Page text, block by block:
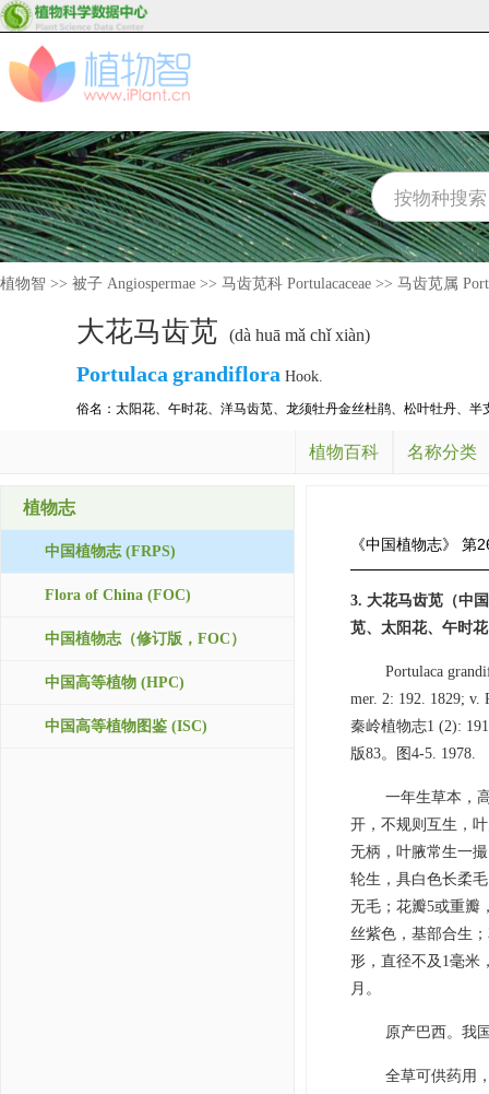
植物智 >> 被子 Angiospermae >> 马齿苋科 Portulacaceae >> 马齿苋属
大花马齿苋 (dà huā mǎ chǐ xiàn)
Portulaca grandiflora Hook.
俗名： 太阳花、 午时花、 洋马齿苋、 龙须牡丹金丝杜鹃、 松叶牡丹、 半
植物百科 名称分类
植物志
中国植物志 (FRPS)
Flora of China (FOC)
中国植物志（修订版，FOC）
中国高等植物 (HPC)
中国高等植物图鉴 (ISC)
《中国植物志》 第
3. 大花马齿苋（中
苋、太阳花、午时花
Portulaca
mer. 2: 192. 1829; v.
秦岭植物志1 (2):
版83。图4-5. 1978.
一年生草本，
开，不规则互生，
无柄，叶腋常生一
轮生，具白色长柔
无毛；花瓣5或重瓣
丝紫色，基部合生
形，直径不及1毫米
月。
原产巴西。我
全草可供药用